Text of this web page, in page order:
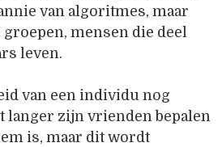
van algoritmes, maar
mensen die deel
leven.
van een individu nog
langer zijn vrienden bepalen
is, maar dit wordt